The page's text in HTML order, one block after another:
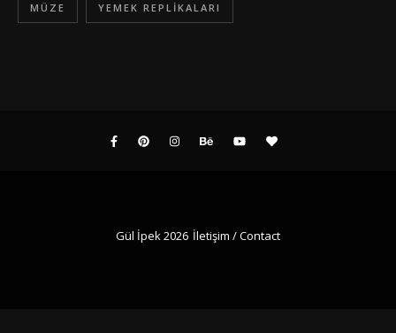
MÜZE YEMEK REPLIKALARI
Gül İpek 2026 İletişim / Contact